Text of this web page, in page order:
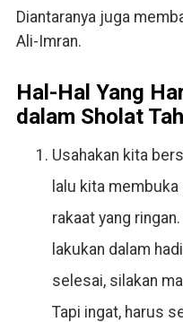
Diantaranya juga
Ali-Imran.
Hal-Hal Yang
dalam Sholat
Usahakan kita
lalu kita
rakaat yang
lakukan dalam
selesai, silakan
Tapi ingat, harus